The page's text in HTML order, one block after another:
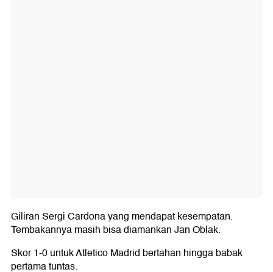
Giliran Sergi Cardona yang mendapat kesempatan.
Tembakannya masih bisa diamankan Jan Oblak.
Skor 1-0 untuk Atletico Madrid bertahan hingga babak
pertama tuntas.